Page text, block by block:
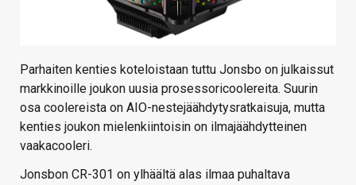
Parhaiten kenties koteloistaan tuttu Jonsbo on julkaissut
markkinoille joukon uusia prosessoricoolereita. Suurin
osa coolereista on AIO-nestejäähdytysratkaisuja, mutta
kenties joukon mielenkiintoisin on ilmajäähdytteinen
vaakacooleri.
Jonsbon CR-301 on ylhäältä alas ilmaa puhaltava